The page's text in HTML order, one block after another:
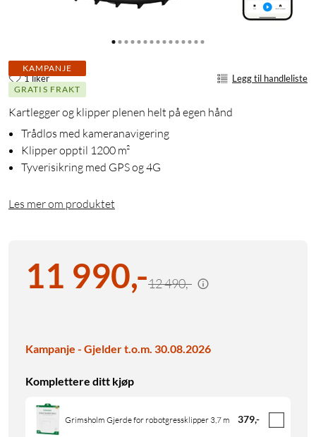
KAMPANJE
GRATIS FRAKT
1 liker Legg til handleliste
Kartlegger og klipper plenen helt på egen hånd
Trådløs med kameranavigering
Klipper opptil 1200 m²
Tyverisikring med GPS og 4G
Les mer om produktet
11 990,-12 490,-
Kampanje - Gjelder t.o.m. 30.08.2026
Komplettere ditt kjøp
Grimsholm Gjerde for robotgressklipper 3,7 m 379,-